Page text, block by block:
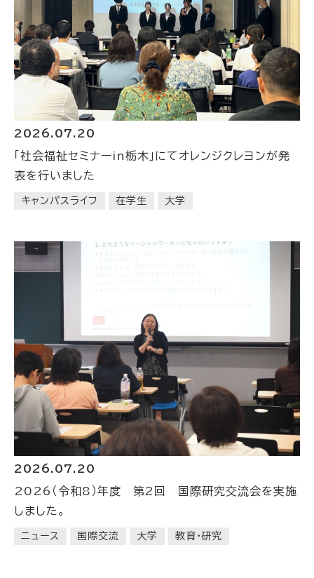
2026.07.20
「社会福祉セミナーin栃木」にてオレンジクレヨンが発
表を行いました
キャンパスライフ 在学生 大学
2026.07.20
2026（令和8）年度 第2回 国際研究交流会を実施
しました。
ニュース 国際交流 大学 教育・研究